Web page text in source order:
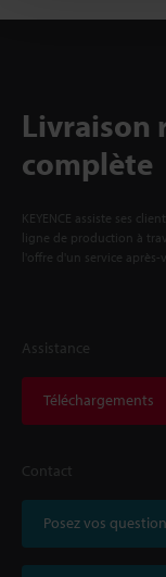
Livraison
complète
KEYENCE assiste ses
ligne de production à
l'offre d'un service après-
Assistance
Téléchargements
Contact
Posez vos